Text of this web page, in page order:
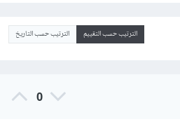
الترتيب حسب التقييم الترتيب حسب التاريخ
0